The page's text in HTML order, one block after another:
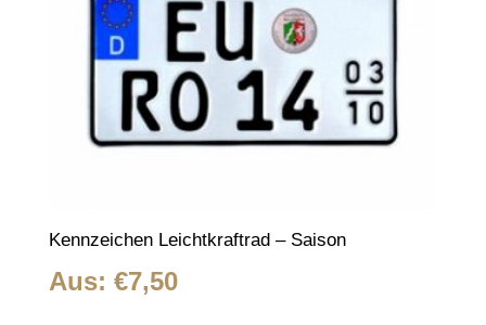
Kennzeichen Leichtkraftrad – Saison
Aus: €7,50